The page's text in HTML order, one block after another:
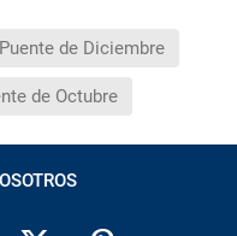
Puente de Diciembre
de Octubre